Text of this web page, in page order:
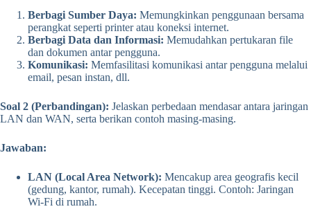
Berbagi Sumber Daya: Memungkinkan penggunaan bersama
perangkat seperti printer atau koneksi internet.
Berbagi Data dan Informasi: Memudahkan pertukaran file
dan dokumen antar pengguna.
Komunikasi: Memfasilitasi komunikasi antar pengguna melalui
email, pesan instan, dll.
Soal 2 (Perbandingan): Jelaskan perbedaan mendasar antara jaringan
LAN dan WAN, serta berikan contoh masing-masing.
Jawaban:
LAN (Local Area Network): Mencakup area geografis kecil
(gedung, kantor, rumah). Kecepatan tinggi. Contoh: Jaringan
Wi-Fi di rumah.